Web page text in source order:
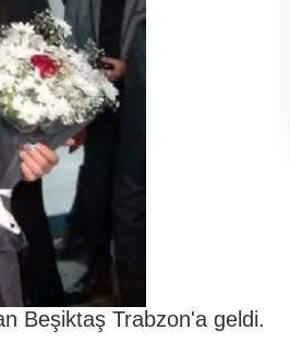
Beşiktaş Trabzon'a geldi.